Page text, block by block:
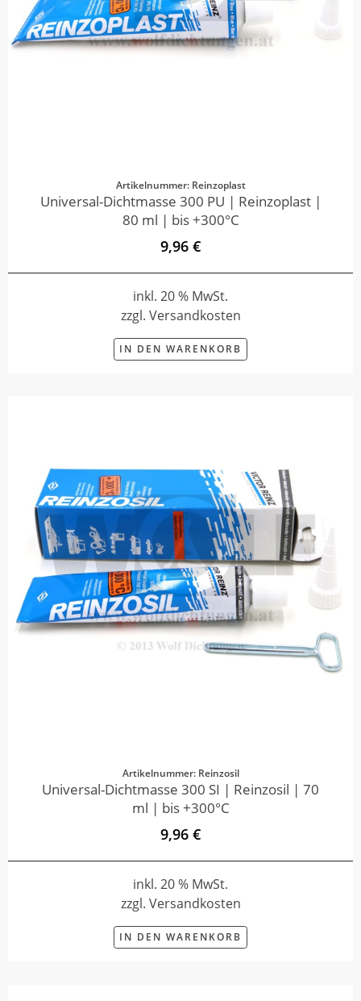
Artikelnummer: Reinzoplast
Universal-Dichtmasse 300 PU | Reinzoplast |
80 ml | bis +300°C
9,96 €
inkl. 20 % MwSt.
zzgl. Versandkosten
IN DEN WARENKORB
Artikelnummer: Reinzosil
Universal-Dichtmasse 300 SI | Reinzosil | 70
ml | bis +300°C
9,96 €
inkl. 20 % MwSt.
zzgl. Versandkosten
IN DEN WARENKORB